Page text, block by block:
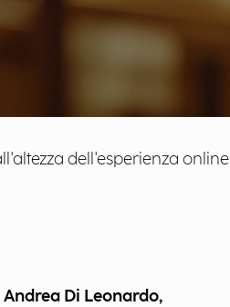
dell'esperienza online
Andrea Di Leonardo,